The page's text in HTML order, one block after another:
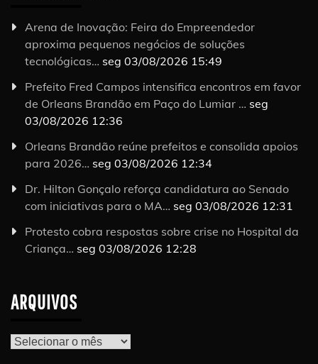
Arena de Inovação: Feira do Empreendedor
aproxima pequenos negócios de soluções
tecnológicas… seg 03/08/2026 15:49
Prefeito Fred Campos intensifica encontros em favor
de Orleans Brandão em Paço do Lumiar … seg
03/08/2026 12:36
Orleans Brandão reúne prefeitos e consolida apoios
para 2026… seg 03/08/2026 12:34
Dr. Hilton Gonçalo reforça candidatura ao Senado
com iniciativas para o MA… seg 03/08/2026 12:31
Protesto cobra respostas sobre crise no Hospital da
Criança… seg 03/08/2026 12:28
ARQUIVOS
Arquivos